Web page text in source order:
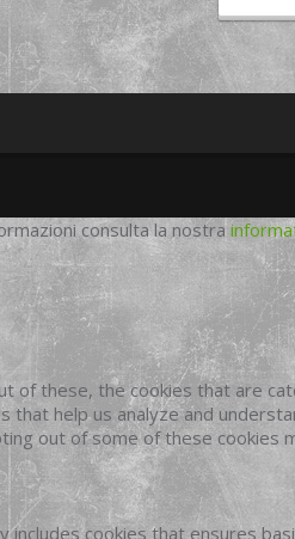
consulta la nostra
of these, the cookies that are
help us analyze and
out of some of these cookies
cookies that ensures